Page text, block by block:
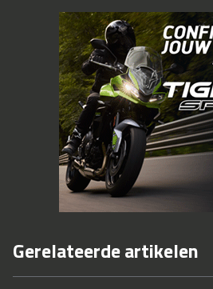
Gerelateerde artikelen